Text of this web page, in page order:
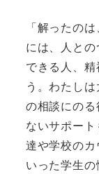
「解ったの
には、人と
できる人、
う。わたし
の相談にの
ないサポー
達や学校の
いった学生